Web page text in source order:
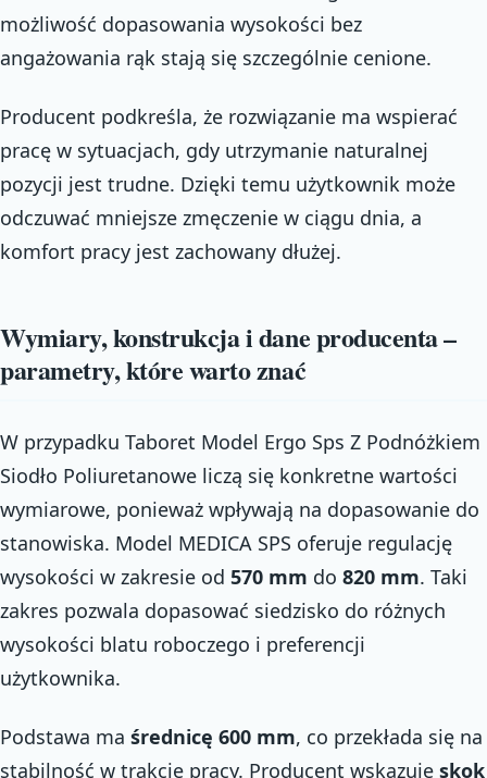
możliwość dopasowania wysokości bez
angażowania rąk stają się szczególnie cenione.
Producent podkreśla, że rozwiązanie ma wspierać
pracę w sytuacjach, gdy utrzymanie naturalnej
pozycji jest trudne. Dzięki temu użytkownik może
odczuwać mniejsze zmęczenie w ciągu dnia, a
komfort pracy jest zachowany dłużej.
Wymiary, konstrukcja i dane producenta –
parametry, które warto znać
W przypadku Taboret Model Ergo Sps Z Podnóżkiem
Siodło Poliuretanowe liczą się konkretne wartości
wymiarowe, ponieważ wpływają na dopasowanie do
stanowiska. Model MEDICA SPS oferuje regulację
wysokości w zakresie od 570 mm do 820 mm. Taki
zakres pozwala dopasować siedzisko do różnych
wysokości blatu roboczego i preferencji
użytkownika.
Podstawa ma średnicę 600 mm, co przekłada się na
stabilność w trakcie pracy. Producent wskazuje skok